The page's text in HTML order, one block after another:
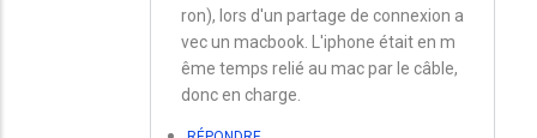
ron), lors d'un partage de connexion a
vec un macbook. L'iphone était en m
ême temps relié au mac par le câble,
donc en charge.